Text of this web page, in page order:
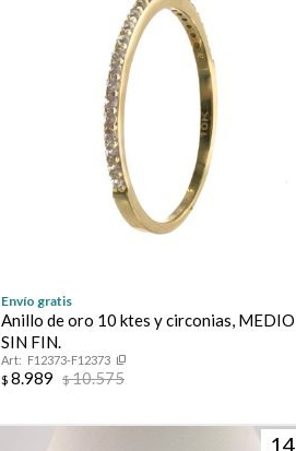
Envío gratis
Anillo de oro 10 ktes y circonias, MEDIO
SIN FIN.
F12373-F12373
$ 8.989 $10.575
14